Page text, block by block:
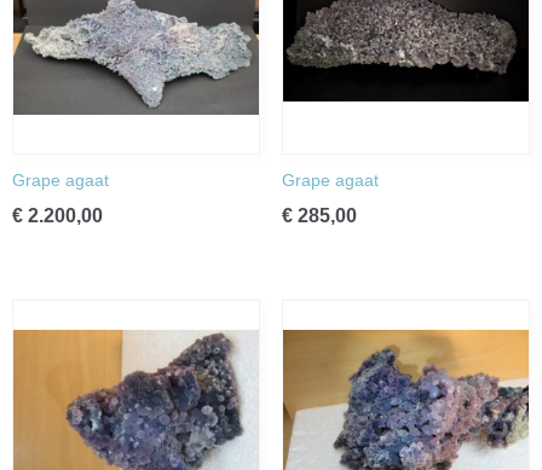
Grape agaat
€ 2.200,00
Grape agaat
€ 285,00